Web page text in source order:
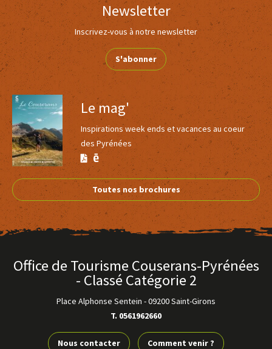
Newsletter
Inscrivez-vous à notre newsletter
S'abonner
Le mag'
Inspirations week ends et vacances au coeur
des Pyrénées
Version
PDF
Version
Calaméo
Toutes nos brochures
Office de Tourisme Couserans-Pyrénées
- Classé Catégorie 2
Place Alphonse Sentein -09200 Saint-Girons
T. 0561962660
Nous contacter Comment venir ?